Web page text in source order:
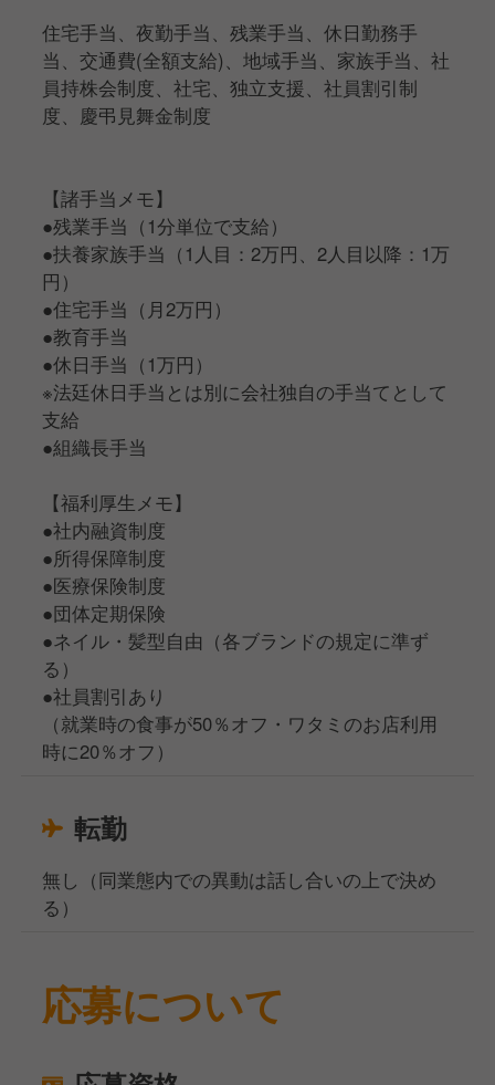
住宅手当、夜勤手当、残業手当、休日勤務手
当、交通費(全額支給)、地域手当、家族手当、社
員持株会制度、社宅、独立支援、社員割引制
度、慶弔見舞金制度
【諸手当メモ】
●残業手当（1分単位で支給）
●扶養家族手当（1人目：2万円、2人目以降：1万
円）
●住宅手当（月2万円）
●教育手当
●休日手当（1万円）
※法廷休日手当とは別に会社独自の手当てとして
支給
●組織長手当
【福利厚生メモ】
●社内融資制度
●所得保障制度
●医療保険制度
●団体定期保険
●ネイル・髪型自由（各ブランドの規定に準ず
る）
●社員割引あり
（就業時の食事が50％オフ・ワタミのお店利用
時に20％オフ）
転勤
無し（同業態内での異動は話し合いの上で決め
る）
応募について